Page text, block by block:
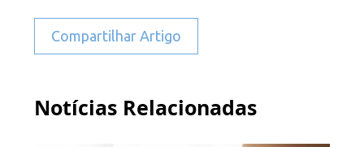
Compartilhar Artigo
Notícias Relacionadas